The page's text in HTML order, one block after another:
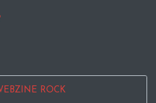
ROCK